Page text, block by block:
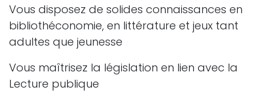
Vous disposez de solides connaissances en
bibliothéconomie, en littérature et jeux tant
adultes que jeunesse
Vous maîtrisez la législation en lien avec la
Lecture publique